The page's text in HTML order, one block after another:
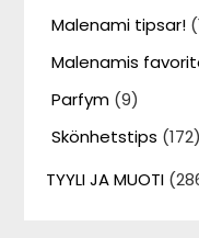
Malenami tipsar!
Malenamis
Parfym (9)
Skönhetstips (172)
TYYLI JA MUOTI